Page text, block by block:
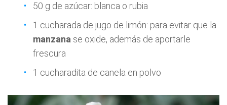
50 g de azúcar: blanca o rubia
1 cucharada de jugo de limón: para evitar que la
manzana se oxide, además de aportarle
frescura
1 cucharadita de canela en polvo